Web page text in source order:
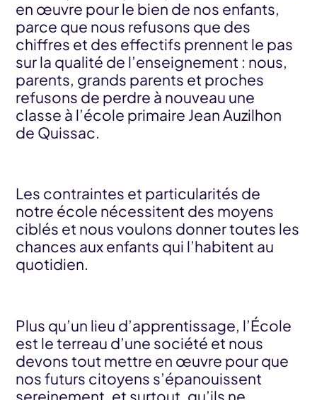
en œuvre pour le bien de nos enfants,
parce que nous refusons que des
chiffres et des effectifs prennent le pas
sur la qualité de l’enseignement : nous,
parents, grands parents et proches
refusons de perdre à nouveau une
classe à l’école primaire Jean Auzilhon
de Quissac.
Les contraintes et particularités de
notre école nécessitent des moyens
ciblés et nous voulons donner toutes les
chances aux enfants qui l’habitent au
quotidien.
Plus qu’un lieu d’apprentissage, l’École
est le terreau d’une société et nous
devons tout mettre en œuvre pour que
nos futurs citoyens s’épanouissent
sereinement, et surtout, qu’ils ne